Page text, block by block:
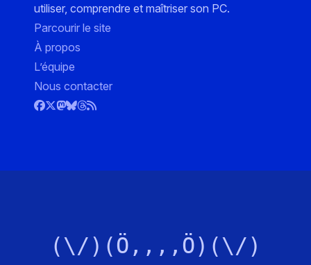
utiliser, comprendre et maîtriser son PC.
Parcourir le site
À propos
L’équipe
Nous contacter
(\/)(Ö,,,,Ö)(\/)